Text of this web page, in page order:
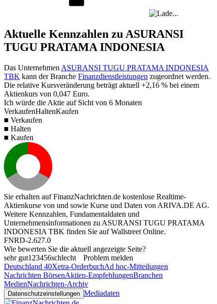
Aktuelle Kennzahlen zu ASURANSI
TUGU PRATAMA INDONESIA
Das Unternehmen ASURANSI TUGU PRATAMA INDONESIA
TBK kann der Branche Finanzdienstleistungen zugeordnet werden.
Die relative Kursveränderung beträgt aktuell +2,16 % bei einem
Aktienkurs von 0,047 Euro.
Ich würde die Aktie auf Sicht von 6 Monaten
VerkaufenHaltenKaufen
■ Verkaufen
■ Halten
■ Kaufen
Sie erhalten auf FinanzNachrichten.de kostenlose Realtime-
Aktienkurse von und sowie Kurse und Daten von ARIVA.DE AG.
Weitere Kennzahlen, Fundamentaldaten und
Unternehmensinformationen zu ASURANSI TUGU PRATAMA
INDONESIA TBK finden Sie aufWallstreet Online.
FNRD-2.627.0
Wie bewerten Sie die aktuell angezeigte Seite?
sehr gut1 23456schlecht
Problem melden
Deutschland 40Xetra-OrderbuchAd hoc-Mitteilungen
Nachrichten BörsenAktien-EmpfehlungenBranchen
MedienNachrichten-Archiv
Datenschutzeinstellungen Mediadaten